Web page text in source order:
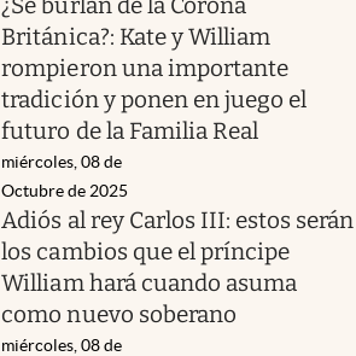
Británica?: Kate y William
rompieron una importante
tradición y ponen en juego el
futuro de la Familia Real
miércoles, 08 de
Octubre de 2025
Adiós al rey Carlos III: estos serán
los cambios que el príncipe
William hará cuando asuma
como nuevo soberano
miércoles, 08 de